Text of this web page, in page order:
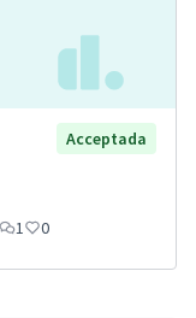
Acceptada
1 0